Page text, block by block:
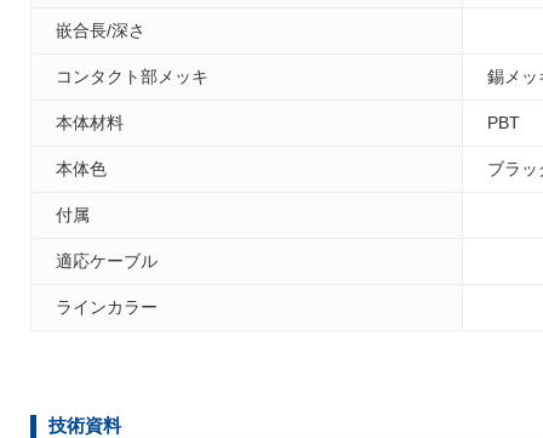
嵌合長/深さ
コンタクト部メッキ 錫メッ
本体材料 PBT
本体色 ブラッ
付属
適応ケーブル
ラインカラー
技術資料